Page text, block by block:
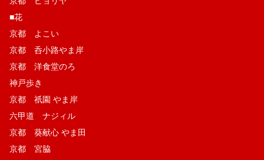
■花
京都 よこい
京都 呑小路やま岸
京都 洋食堂のろ
神戸歩き
京都 祇園 やま岸
六甲道 ナジィル
京都 葵献心 やま田
京都 宮脇